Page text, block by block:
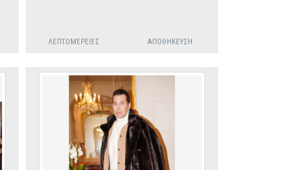
ΛΕΠΤΟΜΈΡΕΙΕΣ ΑΠΟΘΉΚΕΥΣΗ